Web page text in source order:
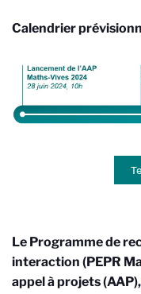
Calendrier
Le Programme de
interaction (PEPR
appel à projets (AAP),